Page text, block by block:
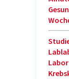
Labor